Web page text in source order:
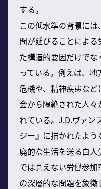
する。
この低水準の背景に
間が延びることによ
た構造的要因だけで
っている。例えば、
危機や、精神疾患な
会から隔絶された人々
れている。J.D.ヴァン
ジー』に描かれたよ
廃的な生活を送る白
では見えない労働参
の深層的な問題を象